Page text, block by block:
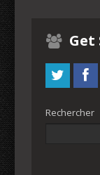
Get
Rechercher